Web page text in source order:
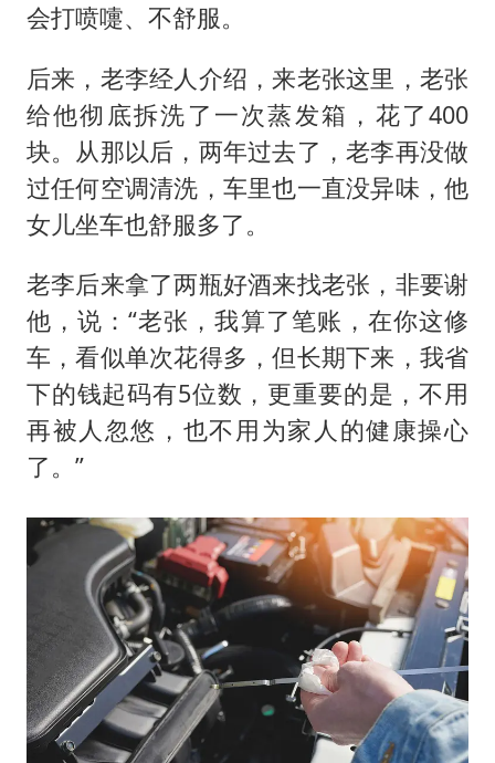
会打喷嚏、不舒服。
后来，老李经人介绍，来老张这里，老张
给他彻底拆洗了一次蒸发箱，花了400
块。从那以后，两年过去了，老李再没做
过任何空调清洗，车里也一直没异味，他
女儿坐车也舒服多了。
老李后来拿了两瓶好酒来找老张，非要谢
他，说：“老张，我算了笔账，在你这修
车，看似单次花得多，但长期下来，我省
下的钱起码有5位数，更重要的是，不用
再被人忽悠，也不用为家人的健康操心
了。”